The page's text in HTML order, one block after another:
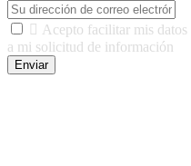
 Acepto facilitar mis
a mi solicitud de información
Enviar